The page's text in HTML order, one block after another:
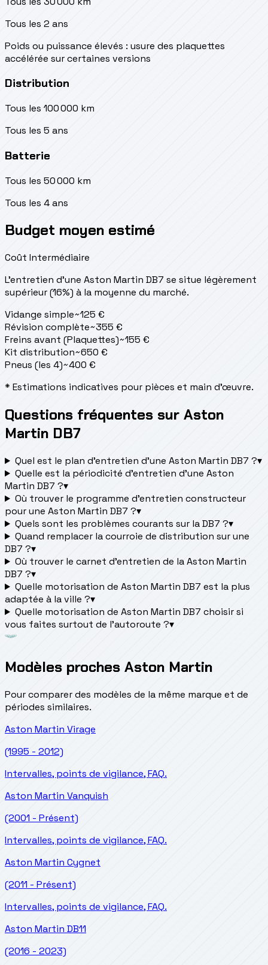
Tous les 2 ans
Poids ou puissance élevés : usure des plaquettes
accélérée sur certaines versions
Distribution
Tous les 100 000 km
Tous les 5 ans
Batterie
Tous les 50 000 km
Tous les 4 ans
Budget moyen estimé
Coût Intermédiaire
L'entretien d'une Aston Martin DB7 se situe légèrement
supérieur (16%) à la moyenne du marché.
Vidange simple~125 €
Révision complète~355 €
Freins avant (Plaquettes)~155 €
Kit distribution~650 €
Pneus (les 4)~400 €
* Estimations indicatives pour pièces et main d'œuvre.
Questions fréquentes sur Aston
Martin DB7
Quel est le plan d’entretien d’une Aston Martin DB7 ?▾
Quelle est la périodicité d’entretien d’une Aston
Martin DB7 ?▾
Où trouver le programme d’entretien constructeur
pour une Aston Martin DB7 ?▾
Quels sont les problèmes courants sur la DB7 ?▾
Quand remplacer la courroie de distribution sur une
DB7 ?▾
Où trouver le carnet d'entretien de la Aston Martin
DB7 ?▾
Quelle motorisation de Aston Martin DB7 est la plus
adaptée à la ville ?▾
Quelle motorisation de Aston Martin DB7 choisir si
vous faites surtout de l'autoroute ?▾
Modèles proches Aston Martin
Pour comparer des modèles de la même marque et de
périodes similaires.
Aston Martin Virage
(1995 - 2012)
Intervalles, points de vigilance, FAQ.
Aston Martin Vanquish
(2001 - Présent)
Intervalles, points de vigilance, FAQ.
Aston Martin Cygnet
(2011 - Présent)
Intervalles, points de vigilance, FAQ.
Aston Martin DB11
(2016 - 2023)